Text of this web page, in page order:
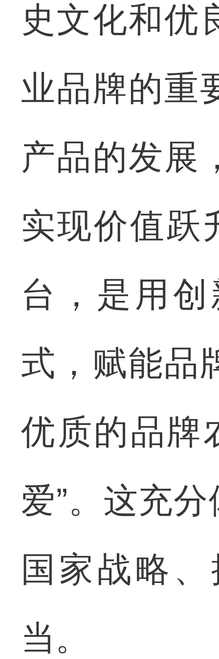
史文化和优
业品牌的重
产品的发展
实现价值跃
台，是用
式，赋能品
优质的品牌
爱”。这充
国家战略
当。